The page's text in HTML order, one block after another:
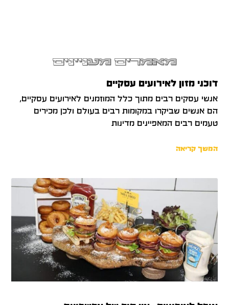
מאמרים מעניינים
דוכני מזון לאירועים עסקיים
אנשי עסקים רבים מתוך כלל המוזמנים לאירועים עסקיים,
הם אנשים שביקרו במקומות רבים בעולם ולכן מכירים
טעמים רבים המאפיינים מדינות
המשך קריאה